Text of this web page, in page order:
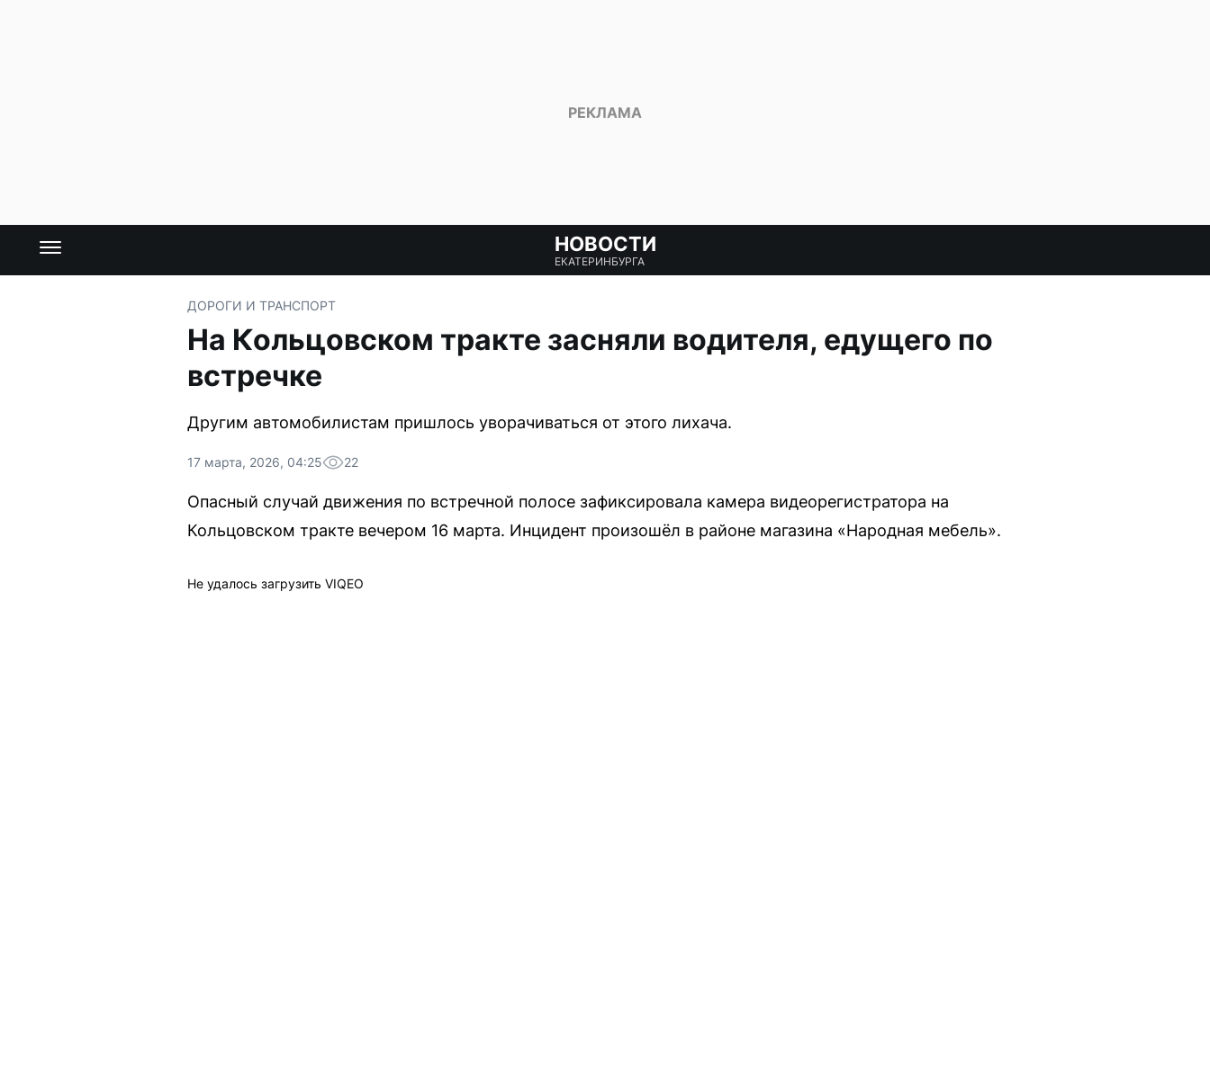
НОВОСТИ
ЕКАТЕРИНБУРГА
ДОРОГИ И ТРАНСПОРТ
На Кольцовском тракте засняли водителя, едущего по
встречке
Другим автомобилистам пришлось уворачиваться от этого лихача.
17 марта, 2026, 04:25 22
Опасный случай движения по встречной полосе зафиксировала камера видеорегистратора на
Кольцовском тракте вечером 16 марта. Инцидент произошёл в районе магазина «Народная мебель».
Не удалось загрузить VIQEO